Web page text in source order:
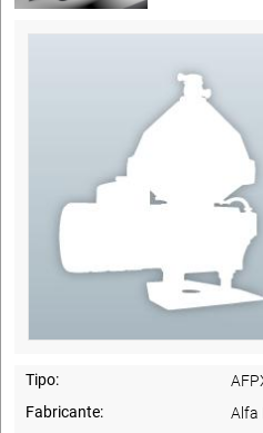
Tipo:
Fabricante:
Alfa